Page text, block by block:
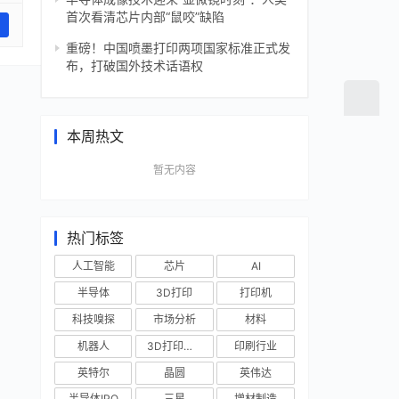
首次看清芯片内部“鼠咬”缺陷
重磅！中国喷墨打印两项国家标准正式发
布，打破国外技术话语权
本周热文
暂无内容
热门标签
人工智能 芯片
AI
半导体
3D打印
打印机
科技嗅探
市场分析
材料
机器人
3D打印技术
印刷行业
英特尔
晶圆
英伟达